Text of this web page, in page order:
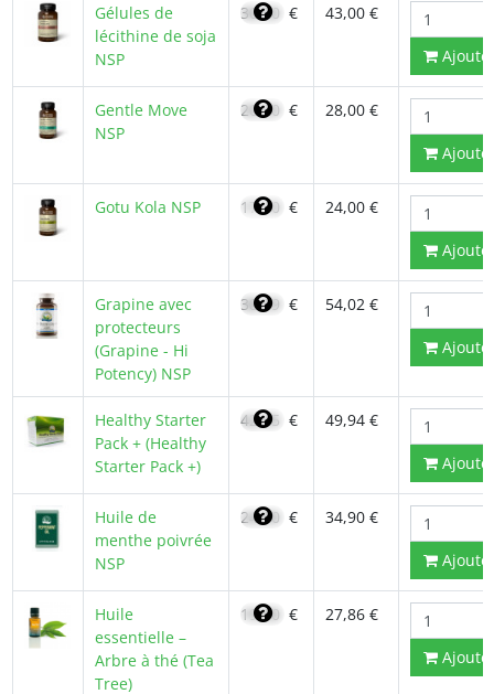
Gélules de
lécithine de soja
NSP
30,50 € 43,00 €
Gentle Move
NSP
20,20 € 28,00 €
Gotu Kola NSP 17,10 € 24,00 €
Grapine avec
protecteurs
(Grapine - Hi
Potency) NSP
38,59 € 54,02 €
Healthy Starter
Pack + (Healthy
Starter Pack +)
42,45 € 49,94 €
Huile de
menthe poivrée
NSP
24,90 € 34,90 €
Huile
essentielle –
Arbre à thé (Tea
Tree)
19,90 € 27,86 €